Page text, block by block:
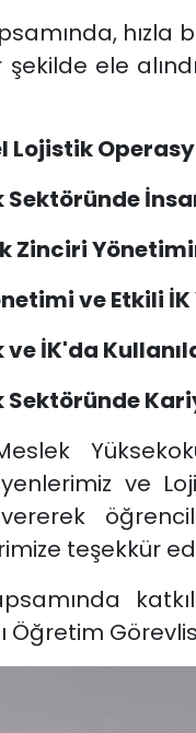
şekilde ele
Lojistik
Sektöründe
Zinciri
ve Etkili İK
ve İK'da
Sektöründe
ve
teşekkür
Öğretim